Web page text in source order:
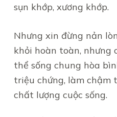
sụn khớp, xương khớp.
Nhưng xin đừng nản
khỏi hoàn toàn, nhưng
thể sống chung hòa
triệu chứng, làm chậm
chất lượng cuộc sống.